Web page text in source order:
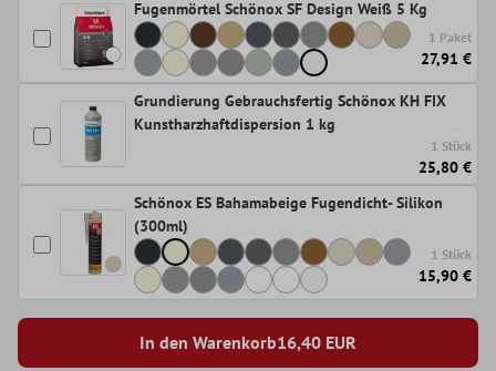
Fugenmörtel Schönox SF Design Weiß 5 Kg
1 Paket
27,91 €
Grundierung Gebrauchsfertig Schönox KH FIX
Kunstharzhaftdispersion 1 kg
1 Stück
25,80 €
Schönox ES Bahamabeige Fugendicht- Silikon
(300ml)
1 Stück
15,90 €
In den Warenkorb16,40 EUR